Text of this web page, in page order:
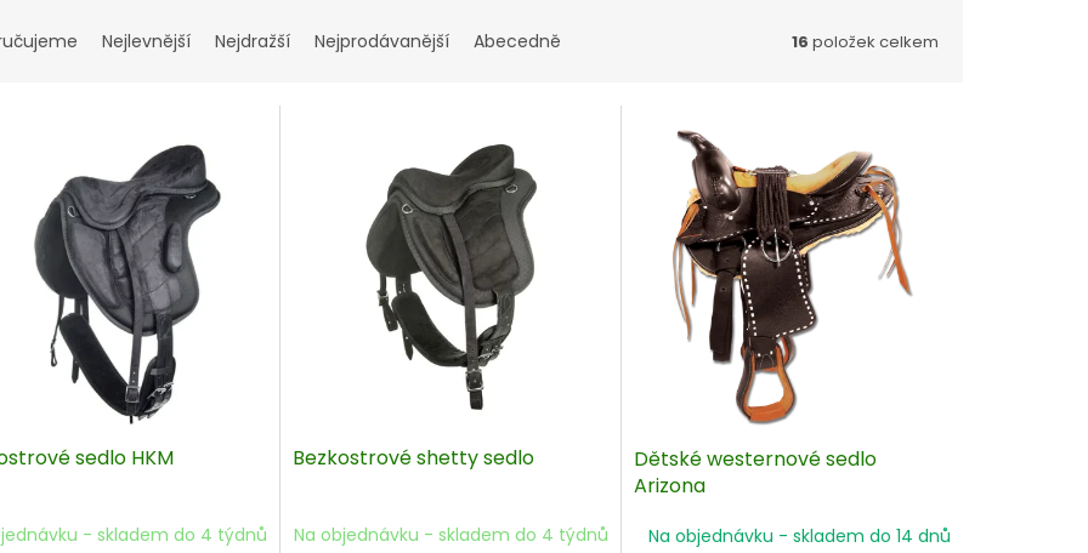
Nejlevnější Nejdražší Nejprodávanější Abecedně 16 položek celkem
sedlo HKM
- skladem do 4 týdnů
Bezkostrové shetty sedlo
Na objednávku - skladem do 4 týdnů
Dětské westernové sedlo
Arizona
Na objednávku - skladem do 14 dnů